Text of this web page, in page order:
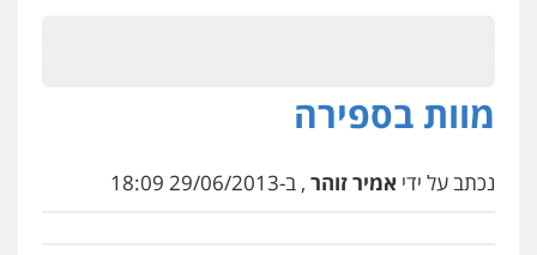
מוות בספירה
נכתב על ידי אמיר זוהר , ב-29/06/2013 18:09